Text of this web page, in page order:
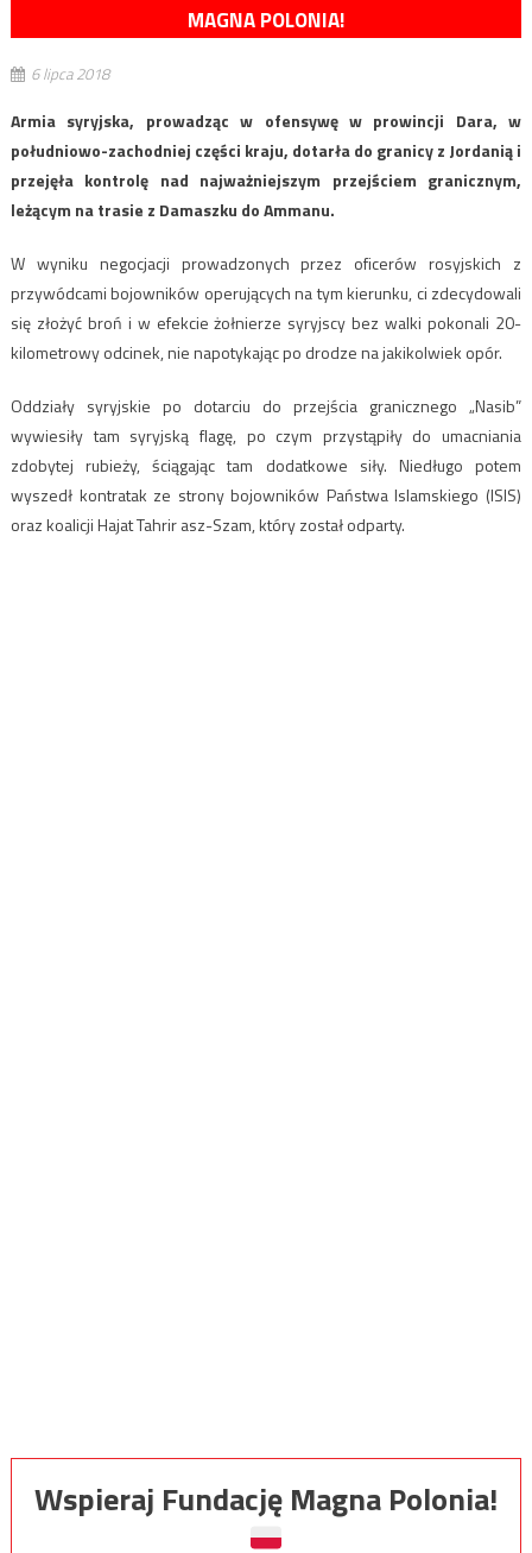
MAGNA POLONIA!
6 lipca 2018
Armia syryjska, prowadząc w ofensywę w prowincji Dara, w
południowo-zachodniej części kraju, dotarła do granicy z Jordanią i
przejęła kontrolę nad najważniejszym przejściem granicznym,
leżącym na trasie z Damaszku do Ammanu.
W wyniku negocjacji prowadzonych przez oficerów rosyjskich z
przywódcami bojowników operujących na tym kierunku, ci zdecydowali
się złożyć broń i w efekcie żołnierze syryjscy bez walki pokonali 20-
kilometrowy odcinek, nie napotykając po drodze na jakikolwiek opór.
Oddziały syryjskie po dotarciu do przejścia granicznego „Nasib”
wywiesiły tam syryjską flagę, po czym przystąpiły do umacniania
zdobytej rubieży, ściągając tam dodatkowe siły. Niedługo potem
wyszedł kontratak ze strony bojowników Państwa Islamskiego (ISIS)
oraz koalicji Hajat Tahrir asz-Szam, który został odparty.
Wspieraj Fundację Magna Polonia!